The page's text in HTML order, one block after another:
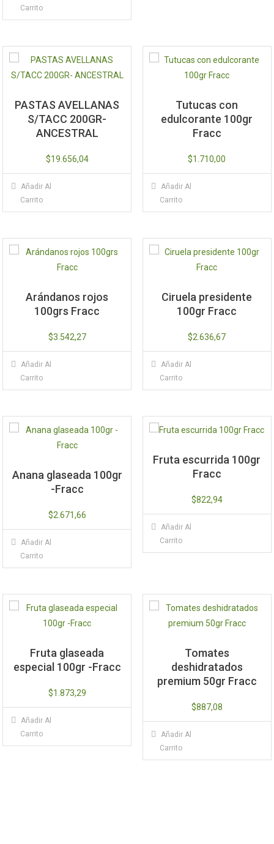
Carrito
PASTAS AVELLANAS
S/TACC 200GR-
ANCESTRAL
$19.656,04
Añadir Al
Carrito
Tutucas con
edulcorante 100gr
Fracc
$1.710,00
Añadir Al
Carrito
Arándanos rojos
100grs Fracc
$3.542,27
Añadir Al
Carrito
Ciruela presidente
100gr Fracc
$2.636,67
Añadir Al
Carrito
Anana glaseada 100gr
-Fracc
$2.671,66
Añadir Al
Carrito
Fruta escurrida 100gr
Fracc
$822,94
Añadir Al
Carrito
Fruta glaseada
especial 100gr -Fracc
$1.873,29
Añadir Al
Carrito
Tomates
deshidratados
premium 50gr Fracc
$887,08
Añadir Al
Carrito